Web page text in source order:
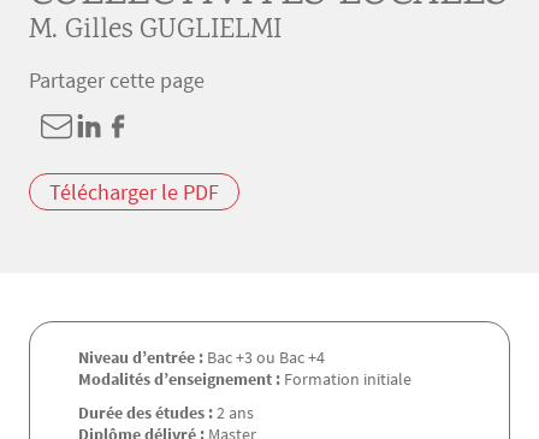
M. Gilles GUGLIELMI
Partager cette page
Télécharger le PDF
Niveau d’entrée : Bac +3 ou Bac +4
Modalités d’enseignement : Formation initiale
Durée des études :2 ans
Diplôme délivré : Master